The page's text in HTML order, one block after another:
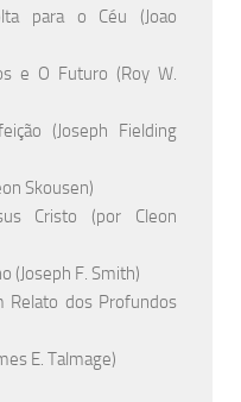
para o Céu (Joao
e O Futuro (Roy W.
(Joseph Fielding
Skousen)
Cristo (por Cleon
(Joseph F. Smith)
Relato dos Profundos
E. Talmage)